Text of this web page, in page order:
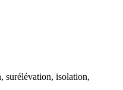
surélévation, isolation,